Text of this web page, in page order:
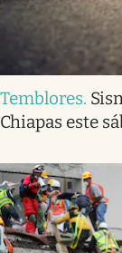
Temblores.
Chiapas este